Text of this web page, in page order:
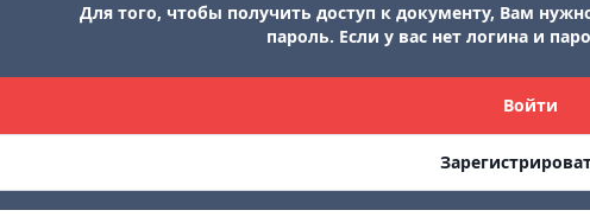
Для того, чтобы получить доступ к документу, Вам
пароль. Если у вас нет логина и
Войти